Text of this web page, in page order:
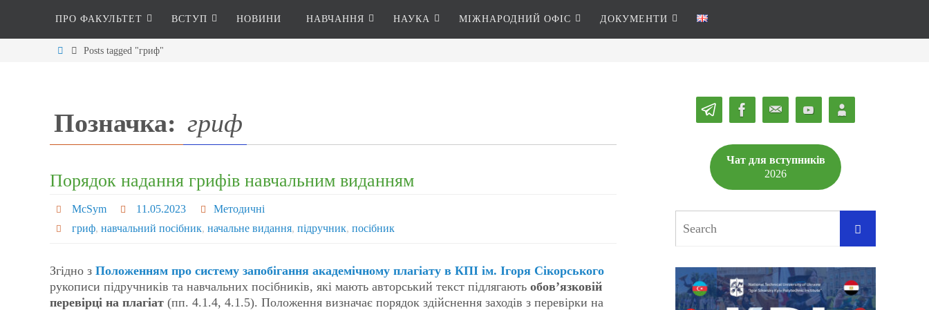
ПРО ФАКУЛЬТЕТ ВСТУП НОВИНИ НАВЧАННЯ НАУКА МІЖНАРОДНИЙ ОФІС ДОКУМЕНТИ
Posts tagged "гриф"
Позначка: гриф
Порядок надання грифів навчальним виданням
McSym 11.05.2023
Методичні
гриф, навчальний посібник, начальне видання, підручник, посібник
Згідно з Положенням про систему запобігання академічному плагіату в КПІ ім. Ігоря Сікорського
рукописи підручників та навчальних посібників, які мають авторський текст підлягають обов’язковій
перевірці на плагіат (пп. 4.1.4, 4.1.5). Положення визначає порядок здійснення заходів з перевірки на
Чат для вступників
2026